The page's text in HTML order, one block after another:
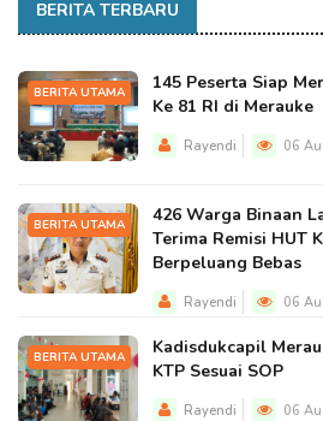
BERITA TERBARU
BERITA UTAMA
145 Peserta Siap
Ke 81 RI di Merauke
Rayendi 06
BERITA UTAMA
426 Warga Binaan
Terima Remisi HUT
Berpeluang Bebas
Rayendi 06
BERITA UTAMA
Kadisdukcapil
KTP Sesuai SOP
Rayendi 06